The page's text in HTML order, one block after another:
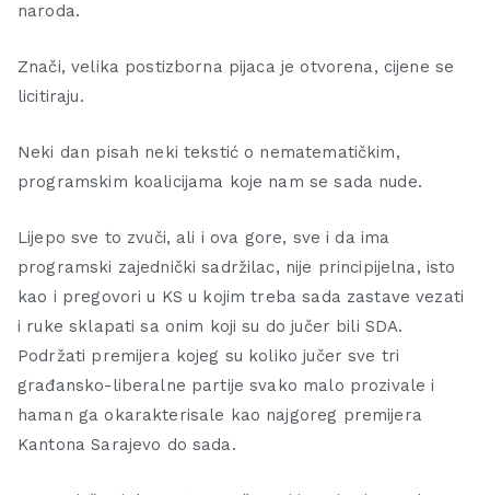
naroda.
Znači, velika postizborna pijaca je otvorena, cijene se
licitiraju.
Neki dan pisah neki tekstić o nematematičkim,
programskim koalicijama koje nam se sada nude.
Lijepo sve to zvuči, ali i ova gore, sve i da ima
programski zajednički sadržilac, nije principijelna, isto
kao i pregovori u KS u kojim treba sada zastave vezati
i ruke sklapati sa onim koji su do jučer bili SDA.
Podržati premijera kojeg su koliko jučer sve tri
građansko-liberalne partije svako malo prozivale i
haman ga okarakterisale kao najgoreg premijera
Kantona Sarajevo do sada.